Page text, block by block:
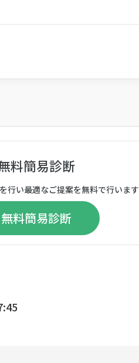
料簡易診断
行い最適なご提案を無料で行います
無料簡易診断